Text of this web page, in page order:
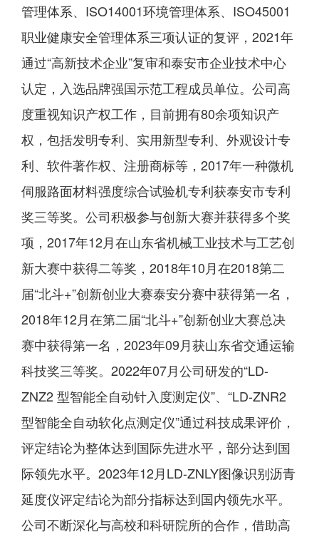
管理体系、ISO14001环境管理体系、ISO45001
职业健康安全管理体系三项认证的复评，2021年
通过“高新技术企业”复审和泰安市企业技术中心
认定，入选品牌强国示范工程成员单位。公司高
度重视知识产权工作，目前拥有80余项知识产
权，包括发明专利、实用新型专利、外观设计专
利、软件著作权、注册商标等，2017年一种微机
伺服路面材料强度综合试验机专利获泰安市专利
奖三等奖。公司积极参与创新大赛并获得多个奖
项，2017年12月在山东省机械工业技术与工艺创
新大赛中获得二等奖，2018年10月在2018第二
届“北斗+”创新创业大赛泰安分赛中获得第一名，
2018年12月在第二届“北斗+”创新创业大赛总决
赛中获得第一名，2023年09月获山东省交通运输
科技奖三等奖。2022年07月公司研发的“LD-
ZNZ2 型智能全自动针入度测定仪”、“LD-ZNR2
型智能全自动软化点测定仪”通过科技成果评价，
评定结论为整体达到国际先进水平，部分达到国
际领先水平。2023年12月LD-ZNLY图像识别沥青
延度仪评定结论为部分指标达到国内领先水平。
公司不断深化与高校和科研院所的合作，借助高